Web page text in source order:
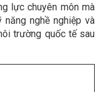
lực chuyên môn mà
nghề nghiệp và
trường quốc tế sau